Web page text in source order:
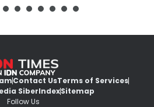
Contact UsTerms of Services
SiberIndexSitemap
Follow Us